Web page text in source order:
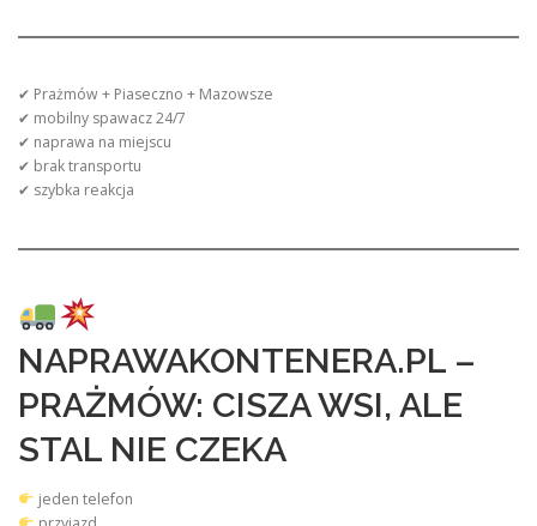
✔ Prażmów + Piaseczno + Mazowsze
✔ mobilny spawacz 24/7
✔ naprawa na miejscu
✔ brak transportu
✔ szybka reakcja
NAPRAWAKONTENERA.PL –
PRAŻMÓW: CISZA WSI, ALE
STAL NIE CZEKA
jeden telefon